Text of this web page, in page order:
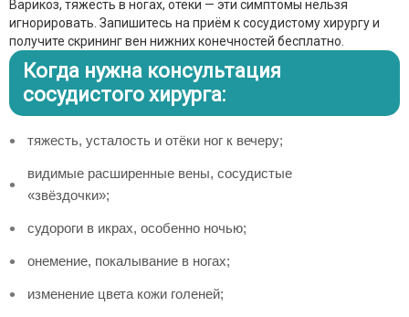
Варикоз, тяжесть в ногах, отёки — эти симптомы нельзя
игнорировать. Запишитесь на приём к сосудистому хирургу и
получите скрининг вен нижних конечностей бесплатно.
Когда нужна консультация
сосудистого хирурга:
тяжесть, усталость и отёки ног к вечеру;
видимые расширенные вены, сосудистые
«звёздочки»;
судороги в икрах, особенно ночью;
онемение, покалывание в ногах;
изменение цвета кожи голеней;